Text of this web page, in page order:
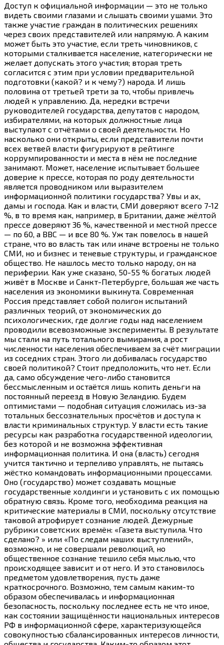
Доступ к официальной информации — это не только
видеть своими глазами и слышать своими ушами. Это
также участие граждан в политических решениях
через своих представителей или напрямую. А каким
может быть это участие, если треть чиновников, с
которыми сталкивается население, категорически не
желает допускать этого участия; вторая треть
согласится с этим при условии предварительной
подготовки (какой? и к чему?) народа. И лишь
половина от третьей трети за то, чтобы привлечь
людей к управлению. Да, нередки встречи
руководителей государства, депутатов с народом,
избирателями, на которых должностные лица
выступают с отчётами о своей деятельности. Но
насколько они открыты, если представители почти
всех ветвей власти фигурируют в рейтинге
коррумпированности и места в нём не последние
занимают. Может, население испытывает большее
доверие к прессе, которая по роду деятельности
является проводником или выразителем
информационной политики государства? Увы и ах,
дамы и господа. Как и власти, СМИ доверяют всего 7-12
%, в то время как, например, в Британии, даже жёлтой
прессе доверяют 36 %, качественной и местной прессе
— по 60, а ВВС — и все 80 %. Уж так повелось в нашей
стране, что во власть так или иначе встроены не только
СМИ, но и бизнес и теневые структуры, и гражданское
общество. Не нашлось место только народу, он на
периферии. Как уже сказано, 50-55 % богатых людей
живёт в Москве и Санкт-Петербурге, большая же часть
населения из экономики выкинута. Современная
Россия представляет собой полигон испытаний
различных теорий, от экономических до
психологических, где долгие годы над населением
проводили всевозможные эксперименты. В результате
мы стали на путь тотального вымирания, а рост
численности населения обеспечиваем за счёт миграции
из соседних стран. Этого ли добивалась государство
своей политикой? Стоит предположить, что нет. Если
да, само обсуждение чего-либо становится
бессмысленным и остаётся лишь копить деньги на
постоянный переезд в Новую Зеландию. Будем
оптимистами — подобная ситуация сложилась из-за
тотальных бессознательных просчётов и доступа к
власти криминальных структур. У власти есть такие
ресурсы как разработка государственной идеологии,
без которой и не возможна эффективная
информационная политика. И она (власть) сегодня
учится тактично и терпеливо управлять, не пытаясь
жёстко командовать информационными процессами.
Оно (государство) может создавать мощные
государственные холдинги и установить с их помощью
обратную связь. Кроме того, необходима реакция на
критические материалы в СМИ, поскольку отсутствие
таковой атрофирует сознание людей. Дежурные
рубрики советских времён: «Газета выступила. Что
сделано? » или «По следам наших выступлений»,
возможно, и не совершали революций, но
общественное сознание тешило себя мыслью, что
происходящее зависит и от него. И это становилось
предметом удовлетворения, пусть даже
краткосрочного. Возможно, тем самым каким-то
образом обеспечивалась и информационная
безопасность, поскольку последнее есть не что иное,
как состоянии защищённости национальных интересов
РФ в информационной сфере, характеризующейся
совокупностью сбалансированных интересов личности,